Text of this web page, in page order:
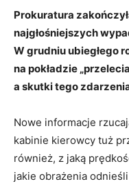
Prokuratura
najgłośniejszych
W grudniu ubiegłego
na pokładzie
a skutki tego
Nowe informacje
kabinie kierowcy tuż
również, z jaką
jakie obrażenia